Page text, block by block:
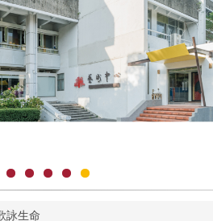
詠生命